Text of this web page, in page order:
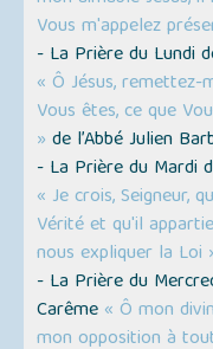
Vous m'appelez
- La Prière du Lundi
« Ô Jésus,
Vous êtes, ce que
» de l’Abbé Julien
- La Prière du Mardi
« Je crois, Seigneur,
Vérité et qu'il
nous expliquer la Loi
- La Prière du
Carême « Ô mon
mon opposition à